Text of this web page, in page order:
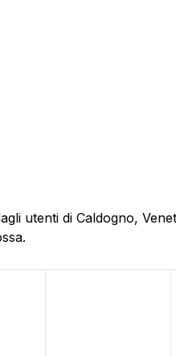
utenti di Caldogno,